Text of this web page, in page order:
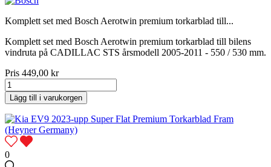
Komplett set med Bosch Aerotwin premium torkarblad till...
Komplett set med Bosch Aerotwin premium torkarblad till bilens
vindruta på CADILLAC STS årsmodell 2005-2011 - 550 / 530 mm.
Pris 449,00 kr
Lägg till i varukorgen
0